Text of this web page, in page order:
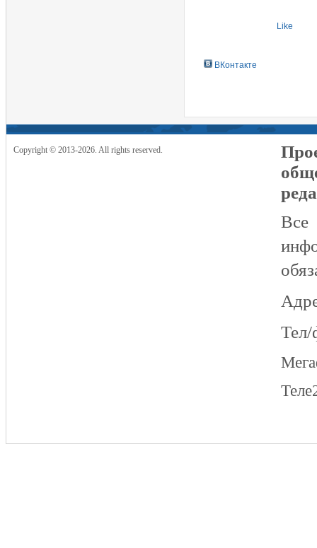
Like
ВКонтакте
Copyright © 2013-2026. All rights reserved.